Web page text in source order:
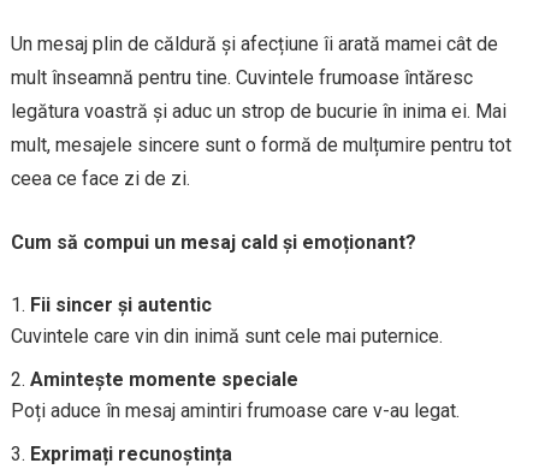
Un mesaj plin de căldură și afecțiune îi arată mamei cât de
mult înseamnă pentru tine. Cuvintele frumoase întăresc
legătura voastră și aduc un strop de bucurie în inima ei. Mai
mult, mesajele sincere sunt o formă de mulțumire pentru tot
ceea ce face zi de zi.
Cum să compui un mesaj cald și emoționant?
Fii sincer și autentic
Cuvintele care vin din inimă sunt cele mai puternice.
Amintește momente speciale
Poți aduce în mesaj amintiri frumoase care v-au legat.
Exprimați recunoștința